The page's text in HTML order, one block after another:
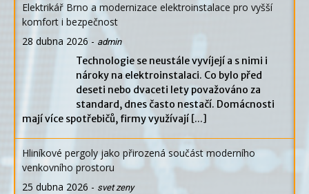
Elektrikář Brno a modernizace elektroinstalace pro vyšší
komfort i bezpečnost
28 dubna 2026 - admin
Technologie se neustále vyvíjejí a s nimi i
nároky na elektroinstalaci. Co bylo před
deseti nebo dvaceti lety považováno za
standard, dnes často nestačí. Domácnosti
mají více spotřebičů, firmy využívají [...]
Hliníkové pergoly jako přirozená součást moderního
venkovního prostoru
25 dubna 2026 - svet zeny